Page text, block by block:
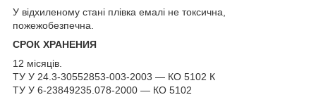
У відхиленому стані плівка емалі не токсична,
пожежобезпечна.
СРОК ХРАНЕНИЯ
12 місяців.
ТУ У 24.3-30552853-003-2003 — КО 5102 К
ТУ У 6-23849235.078-2000 — КО 5102